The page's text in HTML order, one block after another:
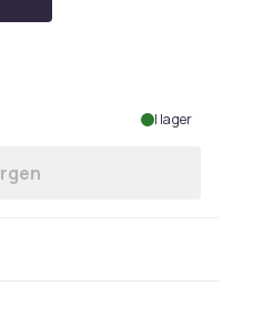
I lager
SoBuy 2 x Gungstolar |